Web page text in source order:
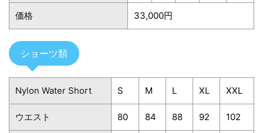
価格 33,000円
ショーツ類
Nylon Water Short S M L XL XXL
ウエスト 80 84 88 92 102